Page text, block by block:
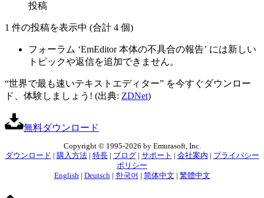
投稿
1 件の投稿を表示中 (合計 4 個)
フォーラム ‘EmEditor 本体の不具合の報告’ には新しい
トピックや返信を追加できません。
“世界で最も速いテキストエディター” を今すぐダウンロー
ド、体験しましょう! (出典: ZDNet)
無料ダウンロード
Copyright © 1995-2026 by Emurasoft, Inc.
ダウンロード
購入方法| 特長| ブログ| サポート 会社案内
プライバシー
ポリシー
English| Deutsch| 한국어 简体中文 繁體中文